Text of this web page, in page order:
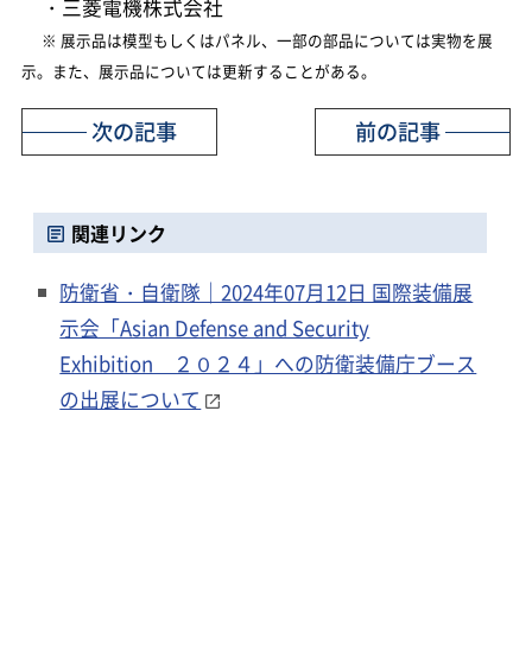
・三菱電機株式会社
※ 展示品は模型もしくはパネル、一部の部品については実物を展
示。また、展示品については更新することがある。
前の記事
次の記事
関連リンク
防衛省・自衛隊｜2024年07月12日 国際装備展
示会「Asian Defense and Security
Exhibition ２０２４」への防衛装備庁ブース
の出展について